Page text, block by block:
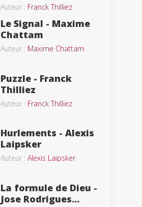
Auteur : Franck Thilliez
Le Signal - Maxime
Chattam
Auteur : Maxime Chattam
Puzzle - Franck
Thilliez
Auteur : Franck Thilliez
Hurlements - Alexis
Laipsker
Auteur : Alexis Laipsker
La formule de Dieu -
Jose Rodrigues...